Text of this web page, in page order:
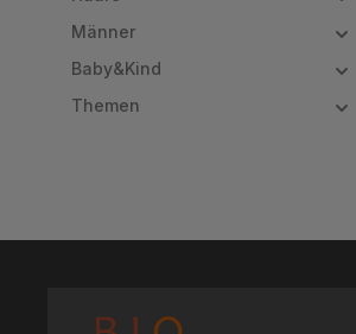
Männer
Baby&Kind
Themen